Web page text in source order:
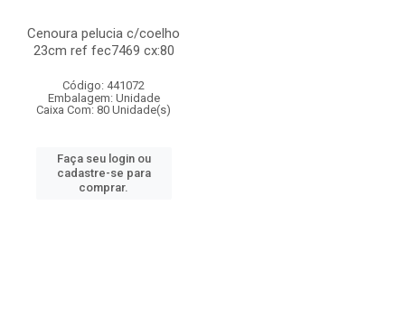
Cenoura pelucia c/coelho
23cm ref fec7469 cx:80
Código: 441072
Embalagem: Unidade
Caixa Com: 80 Unidade(s)
Faça seu login ou
cadastre-se para
comprar.